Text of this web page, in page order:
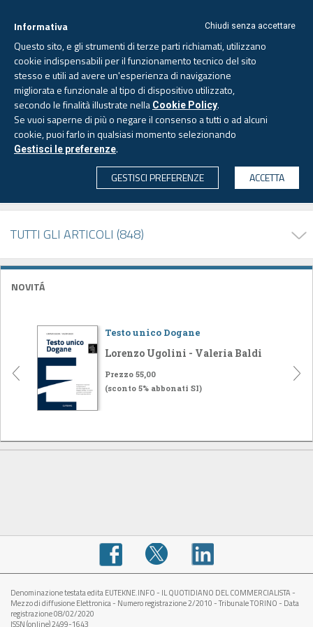
CERCA
Venerdì, 7 agosto 2026 - Aggiornato alle 6.00
PAGINA AUTORE
Alessandro BORGOGLIO
TUTTI GLI ARTICOLI (848)
NOVITÁ
Testo unico Dogane
Lorenzo Ugolini - Valeria Baldi
Prezzo 55,00
(sconto 5% abbonati SI)
Denominazione testata edita EUTEKNE.INFO - IL QUOTIDIANO DEL COMMERCIALISTA -
Mezzo di diffusione Elettronica - Numero registrazione 2/2010 - Tribunale TORINO - Data
registrazione 08/02/2020
ISSN (online) 2499-1643
Chiudi senza accettare
Informativa
Questo sito, e gli strumenti di terze parti richiamati, utilizzano
cookie indispensabili per il funzionamento tecnico del sito
stesso e utili ad avere un'esperienza di navigazione
migliorata e funzionale al tipo di dispositivo utilizzato,
secondo le finalità illustrate nella Cookie Policy.
Se vuoi saperne di più o negare il consenso a tutti o ad alcuni
cookie, puoi farlo in qualsiasi momento selezionando
Gestisci le preferenze.
GESTISCI PREFERENZE
ACCETTA